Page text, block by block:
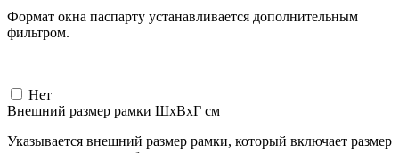
Формат окна паспарту устанавливается дополнительным
фильтром.
Нет
Внешний размер рамки ШxВxГ см
Указывается внешний размер рамки, который включает размер